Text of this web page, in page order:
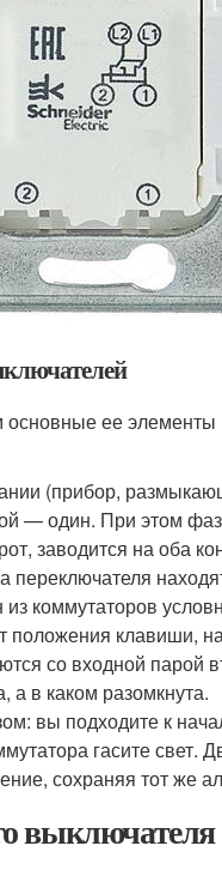
основные ее
(прибор,
— один. При этом
заводится на оба
переключателя
коммутаторов
клавиши,
со входной парой
а в каком разомкнута.
вы подходите к
гасите свет.
сохраняя тот же